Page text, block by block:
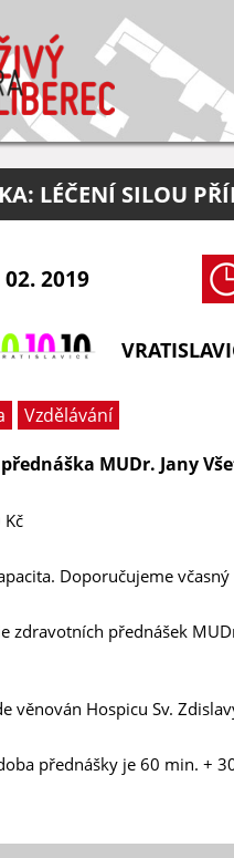
LÉČENÍ SILOU
02. 2019
Vzdělávání
MUDr. Jany
Kč
Doporučujeme
zdravotních přednášek
věnován Hospicu Sv.
přednášky je 60 min. +